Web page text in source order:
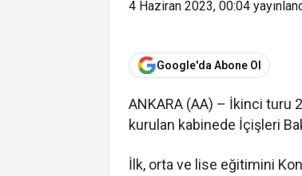
4 Haziran 2023, 00:04
Google'da Abone Ol
ANKARA (AA) – İkinci turu
kurulan kabinede İçişleri
İlk, orta ve lise eğitimini